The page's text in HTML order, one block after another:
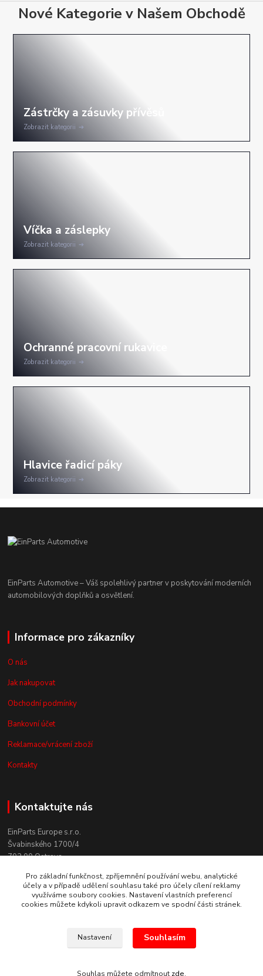
Nové Kategorie v Našem Obchodě
Zobrazit kategorii
Zobrazit kategorii
Zobrazit kategorii
Zobrazit kategorii
EinParts Automotive – Váš spolehlivý partner v poskytování moderních
automobilových doplňků a osvětlení.
Informace pro zákazníky
O nás
Jak nakupovat
Obchodní podmínky
Bankovní účet
Reklamace/vrácení zboží
Kontakty
Kontaktujte nás
EinParts Europe s.r.o.
Švabinského 1700/4
702 00 Ostrava
+420 558 080 004
(po. - pá. 9:00-13:00)
obchod@einparts.cz
© Copyright 2025 EinParts Online Store. All Rights Reserved.
Pro základní funkčnost, zpříjemnění používání webu, analytické
účely a v případě udělení souhlasu také pro účely cílení reklamy
využíváme soubory cookies. Nastavení vlastních preferencí
cookies můžete kdykoli upravit odkazem ve spodní části stránek.
Nastavení Souhlasím
Souhlas můžete odmítnout zde.